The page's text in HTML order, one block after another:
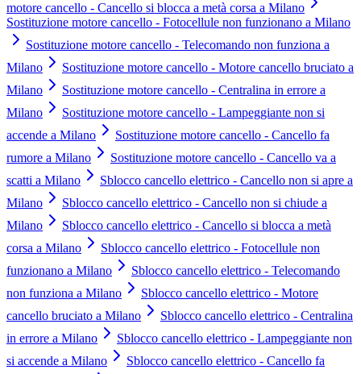
motore cancello - Cancello si blocca a metà corsa a Milano
Sostituzione motore cancello - Fotocellule non funzionano a Milano
Sostituzione motore cancello - Telecomando non funziona a
Milano
Sostituzione motore cancello - Motore cancello bruciato a
Milano
Sostituzione motore cancello - Centralina in errore a
Milano
Sostituzione motore cancello - Lampeggiante non si
accende a Milano
Sostituzione motore cancello - Cancello fa
rumore a Milano
Sostituzione motore cancello - Cancello va a
scatti a Milano
Sblocco cancello elettrico - Cancello non si apre a
Milano
Sblocco cancello elettrico - Cancello non si chiude a
Milano
Sblocco cancello elettrico - Cancello si blocca a metà
corsa a Milano
Sblocco cancello elettrico - Fotocellule non
funzionano a Milano
Sblocco cancello elettrico - Telecomando
non funziona a Milano
Sblocco cancello elettrico - Motore
cancello bruciato a Milano
Sblocco cancello elettrico - Centralina
in errore a Milano
Sblocco cancello elettrico - Lampeggiante non
si accende a Milano
Sblocco cancello elettrico - Cancello fa